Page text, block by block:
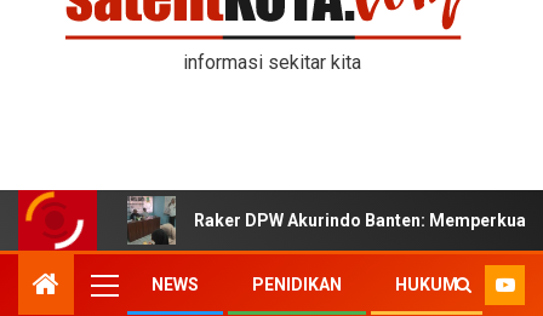
informasi sekitar kita
Raker DPW Akurindo Banten:
NEWS PENIDIKAN HUKUM